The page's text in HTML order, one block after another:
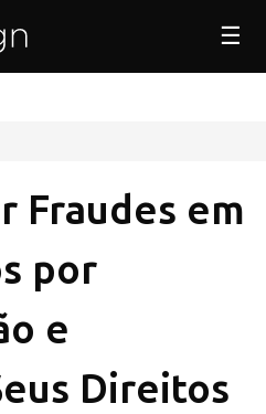
☰
Fraudes em
por
e
Direitos